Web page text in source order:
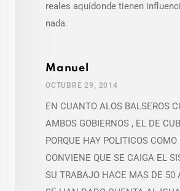
reales aquídonde tienen
nada.
Manuel
OCTUBRE 29, 2014
EN CUANTO ALOS BALSEROS
AMBOS GOBIERNOS , EL DE
PORQUE HAY POLITICOS
CONVIENE QUE SE CAIGA EL
SU TRABAJO HACE MAS DE 50